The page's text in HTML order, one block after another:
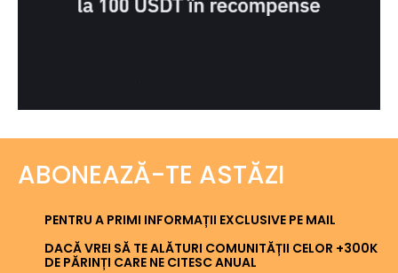
ABONEAZĂ-TE ASTĂZI
PENTRU A PRIMI INFORMAȚII EXCLUSIVE PE MAIL
DACĂ VREI SĂ TE ALĂTURI COMUNITĂȚII CELOR +300K
DE PĂRINȚI CARE NE CITESC ANUAL